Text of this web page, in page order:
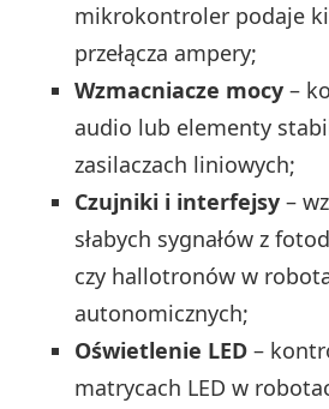
mikrokontroler podaje
przełącza ampery;
Wzmacniacze mocy –
audio lub elementy
zasilaczach liniowych;
Czujniki i interfejsy –
słabych sygnałów z
czy hallotronów w
autonomicznych;
Oświetlenie LED –
matrycach LED w